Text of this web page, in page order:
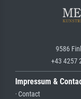
9586
+43 4257
Impressum &
· Contact